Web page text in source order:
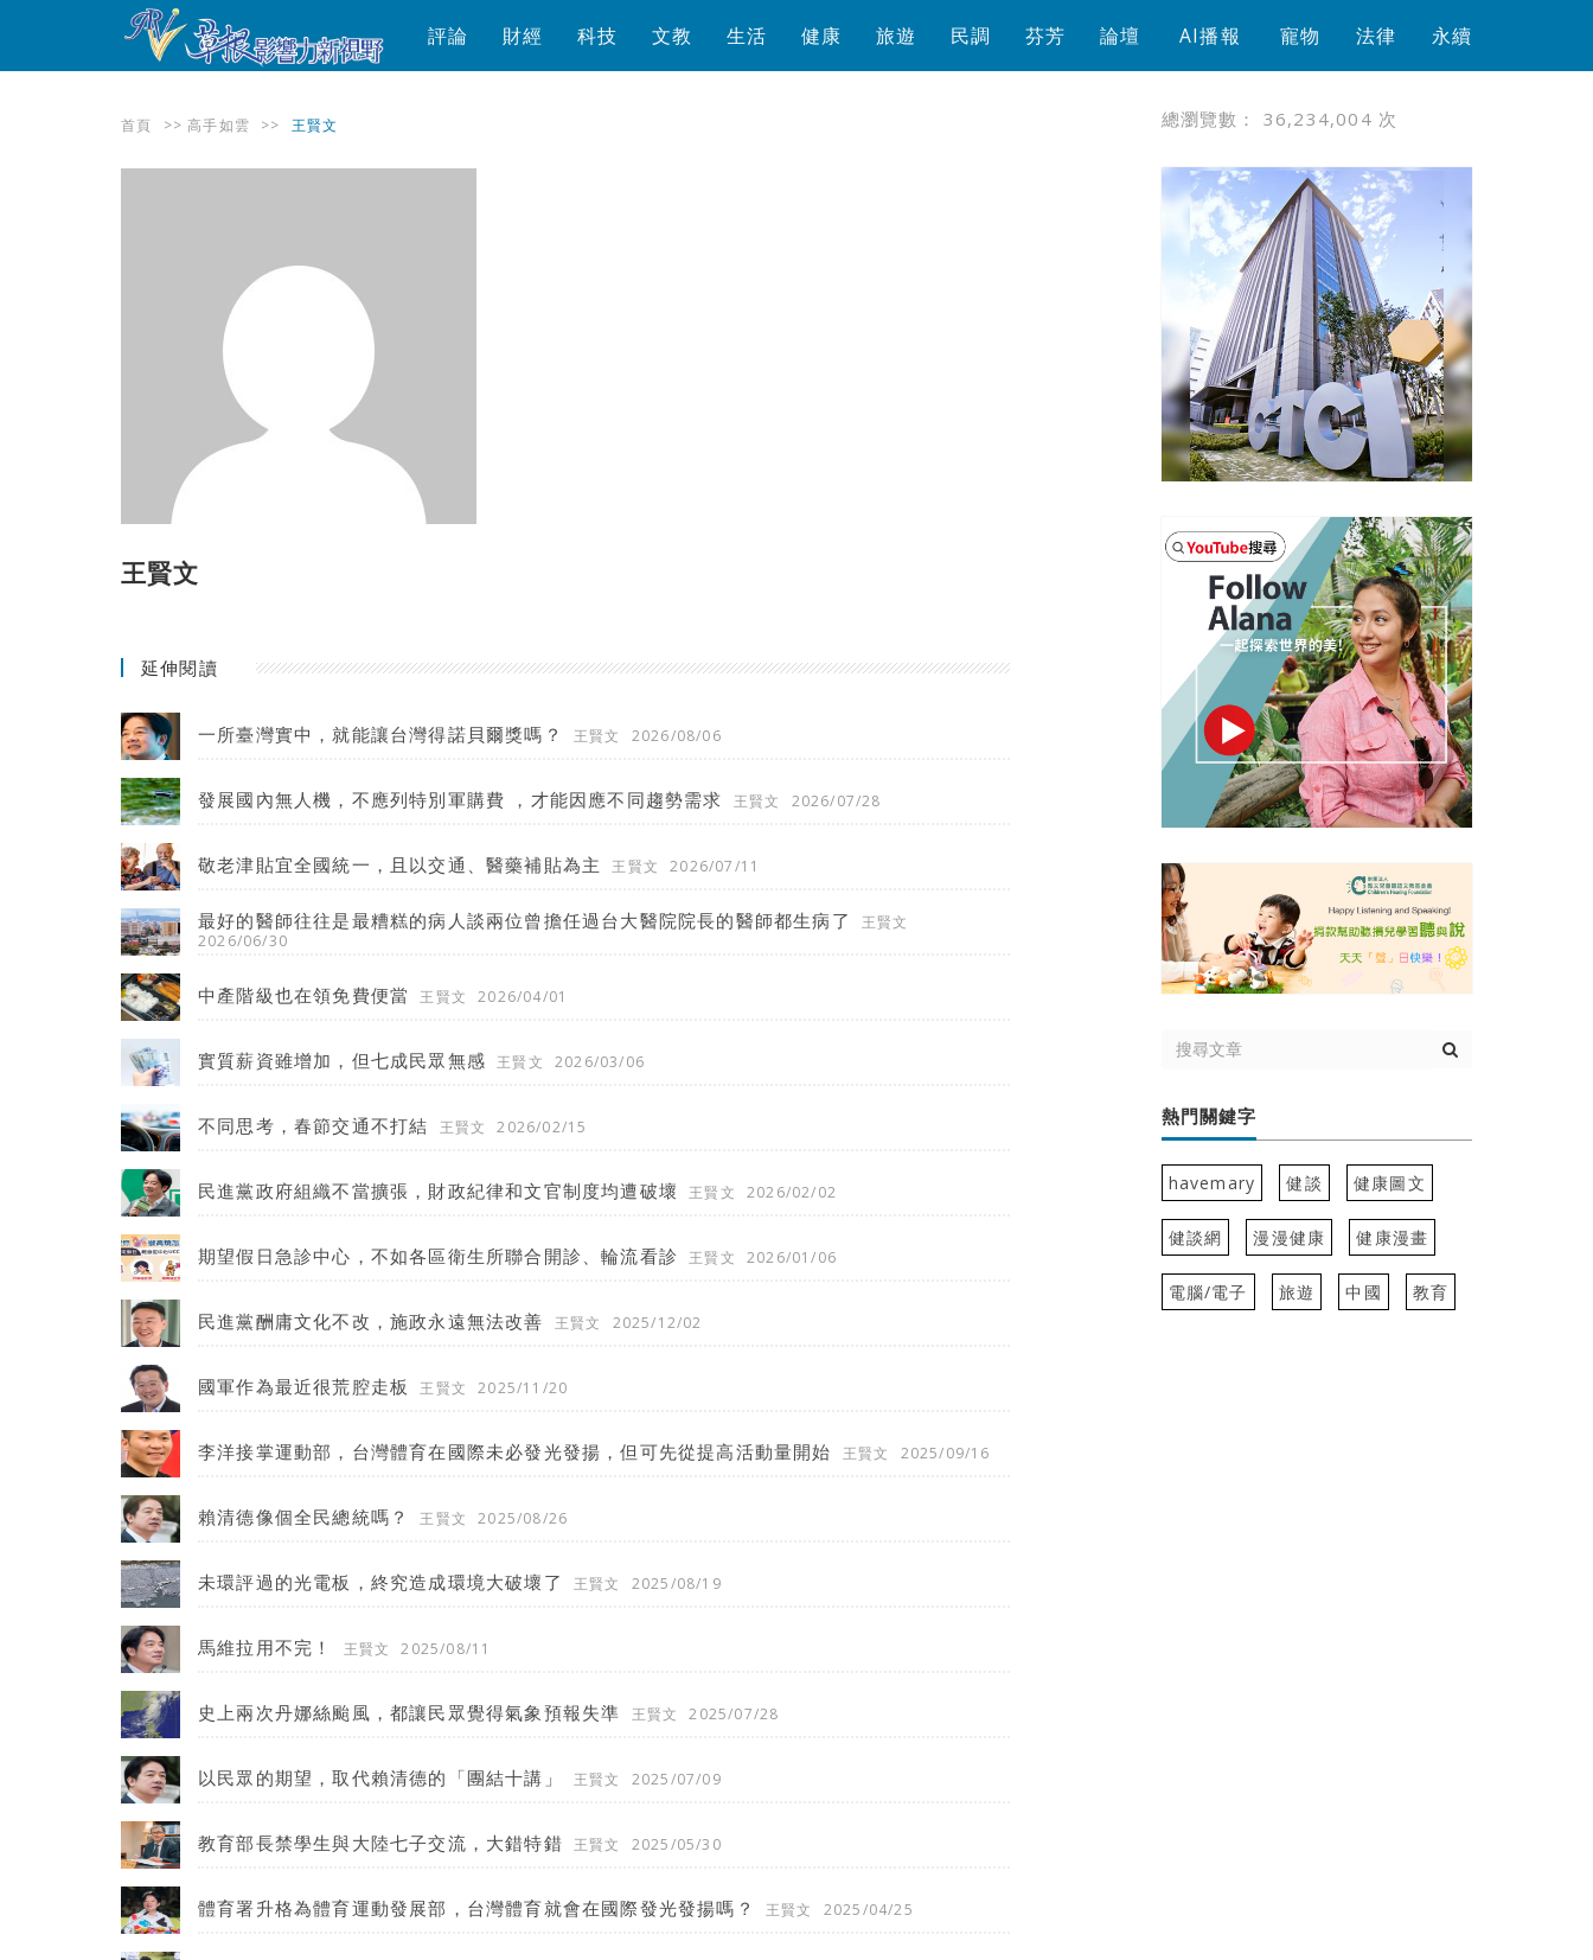
評論 財經 科技 文教 生活 健康 旅遊 民調 芬芳 論壇 AI播報 寵物 法律 永續
首頁 >>高手如雲 >> 王賢文
王賢文
延伸閱讀
一所臺灣實中，就能讓台灣得諾貝爾獎嗎？ 王賢文 2026/08/06
發展國內無人機，不應列特別軍購費 ，才能因應不同趨勢需求 王賢文 2026/07/28
敬老津貼宜全國統一，且以交通、醫藥補貼為主 王賢文 2026/07/11
最好的醫師往往是最糟糕的病人談兩位曾擔任過台大醫院院長的醫師都生病了
王賢文
2026/06/30
中產階級也在領免費便當 王賢文 2026/04/01
實質薪資雖增加，但七成民眾無感 王賢文 2026/03/06
不同思考，春節交通不打結 王賢文 2026/02/15
民進黨政府組織不當擴張，財政紀律和文官制度均遭破壞 王賢文 2026/02/02
期望假日急診中心，不如各區衛生所聯合開診、輪流看診 王賢文 2026/01/06
民進黨酬庸文化不改，施政永遠無法改善 王賢文 2025/12/02
國軍作為最近很荒腔走板 王賢文 2025/11/20
李洋接掌運動部，台灣體育在國際未必發光發揚，但可先從提高活動量開始 王賢文 2025/09/16
賴清德像個全民總統嗎？ 王賢文 2025/08/26
未環評過的光電板，終究造成環境大破壞了 王賢文 2025/08/19
馬維拉用不完！ 王賢文 2025/08/11
史上兩次丹娜絲颱風，都讓民眾覺得氣象預報失準 王賢文 2025/07/28
以民眾的期望，取代賴清德的「團結十講」 王賢文 2025/07/09
教育部長禁學生與大陸七子交流，大錯特錯 王賢文 2025/05/30
體育署升格為體育運動發展部，台灣體育就會在國際發光發揚嗎？ 王賢文 2025/04/25
總瀏覽數： 36,234,004 次
熱門關鍵字
havemary 健談 健康圖文
健談網 漫漫健康 健康漫畫
電腦/電子 旅遊 中國 教育